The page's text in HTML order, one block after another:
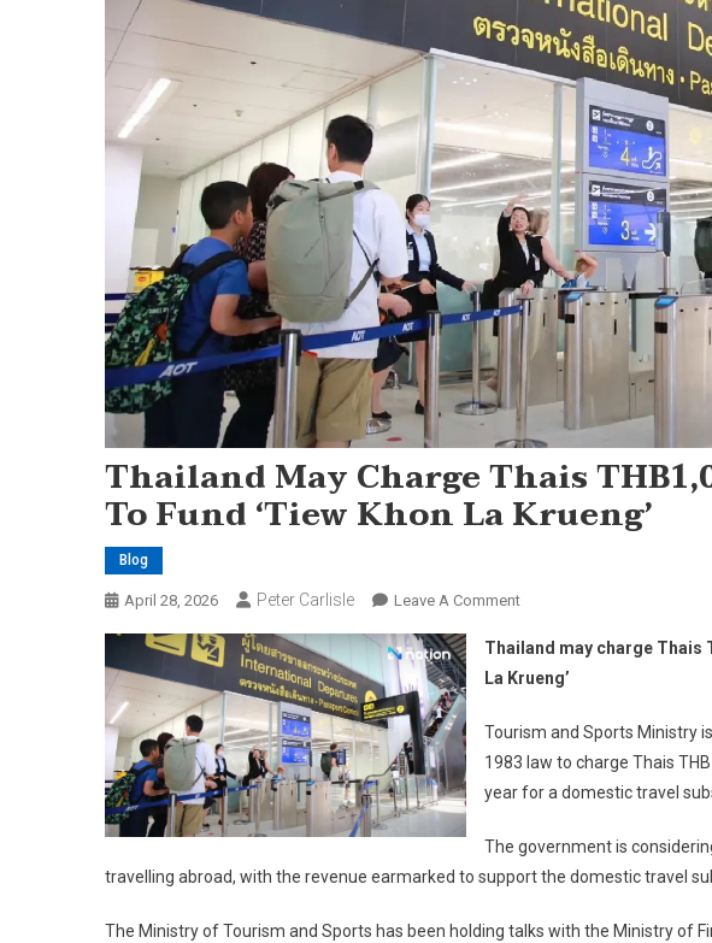
Thailand May Charge Thais
To Fund ‘Tiew Khon La Krueng’
Blog
April 28, 2026 Peter Carlisle Leave A CommentOn
May
Charge
THB1,000
Per
Overseas
To
Fund
Khon
Thailand may charge Thais
La Krueng’
Tourism and Sports Ministry
1983 law to charge Thais
year for a domestic travel
The government is
travelling abroad, with the revenue earmarked to support the domestic travel
The Ministry of Tourism and Sports has been holding talks with the Ministry of